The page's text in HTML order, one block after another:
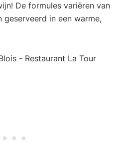
De formules variëren van
in een warme,